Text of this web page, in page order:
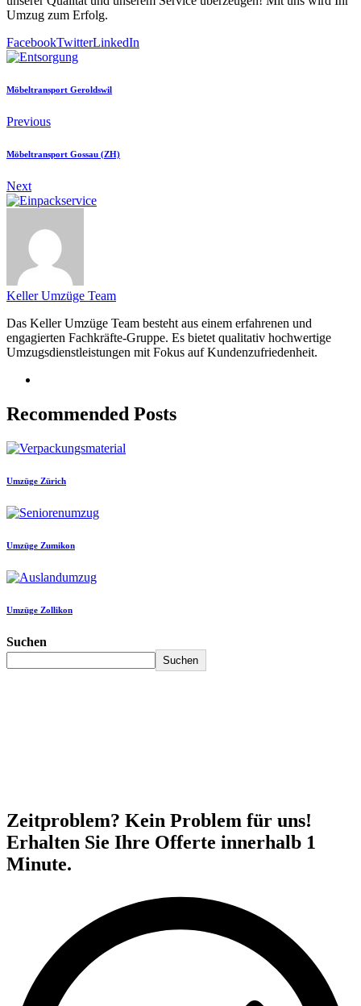
Umzug zum Erfolg.
FacebookTwitterLinkedIn
Möbeltransport Geroldswil
Previous
Möbeltransport Gossau (ZH)
Next
Keller Umzüge Team
Das Keller Umzüge Team besteht aus einem erfahrenen und
engagierten Fachkräfte-Gruppe. Es bietet qualitativ hochwertige
Umzugsdienstleistungen mit Fokus auf Kundenzufriedenheit.
Recommended Posts
Umzüge Zürich
Umzüge Zumikon
Umzüge Zollikon
Suchen
Suchen
Zeitproblem? Kein Problem für uns!
Erhalten Sie Ihre Offerte innerhalb 1
Minute.